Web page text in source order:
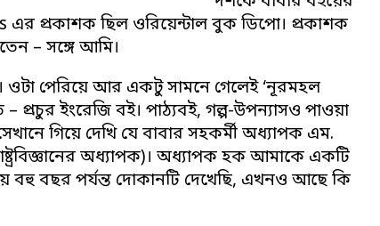
প্রকাশক ছিল ওরিয়েন্টাল বুক ডিপো। প্রকাশক
– সঙ্গে আমি।
ওটা পেরিয়ে আর একটু সামনে গেলেই ‘নূরমহল
প্রচুর ইংরেজি বই। পাঠ্যবই, গল্প-উপন্যাসও পাওয়া
গিয়ে দেখি যে বাবার সহকর্মী অধ্যাপক এম.
অধ্যাপক)। অধ্যাপক হক আমাকে একটি
বহু বছর পর্যন্ত দোকানটি দেখেছি, এখনও আছে কি